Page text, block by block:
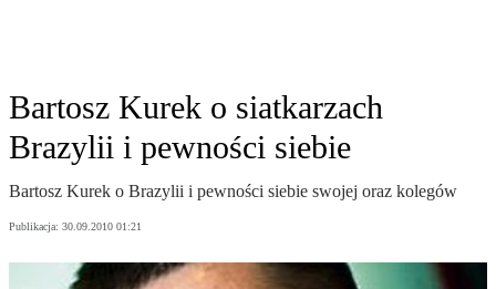
Bartosz Kurek o siatkarzach
Brazylii i pewności siebie
Bartosz Kurek o Brazylii i pewności siebie swojej oraz kolegów
Publikacja: 30.09.2010 01:21